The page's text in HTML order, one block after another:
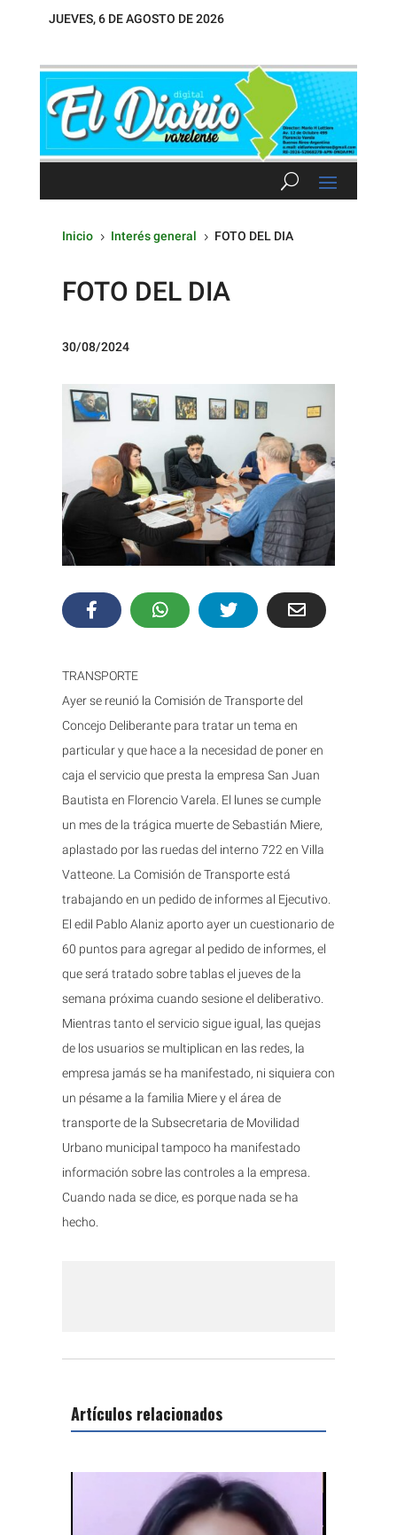
JUEVES, 6 DE AGOSTO DE 2026
Inicio 5 Interés general 5 FOTO DEL DIA
FOTO DEL DIA
30/08/2024
TRANSPORTE
Ayer se reunió la Comisión de Transporte del
Concejo Deliberante para tratar un tema en
particular y que hace a la necesidad de poner en
caja el servicio que presta la empresa San Juan
Bautista en Florencio Varela. El lunes se cumple
un mes de la trágica muerte de Sebastián Miere,
aplastado por las ruedas del interno 722 en Villa
Vatteone. La Comisión de Transporte está
trabajando en un pedido de informes al Ejecutivo.
El edil Pablo Alaniz aporto ayer un cuestionario de
60 puntos para agregar al pedido de informes, el
que será tratado sobre tablas el jueves de la
semana próxima cuando sesione el deliberativo.
Mientras tanto el servicio sigue igual, las quejas
de los usuarios se multiplican en las redes, la
empresa jamás se ha manifestado, ni siquiera con
un pésame a la familia Miere y el área de
transporte de la Subsecretaria de Movilidad
Urbano municipal tampoco ha manifestado
información sobre las controles a la empresa.
Cuando nada se dice, es porque nada se ha
hecho.
Artículos relacionados